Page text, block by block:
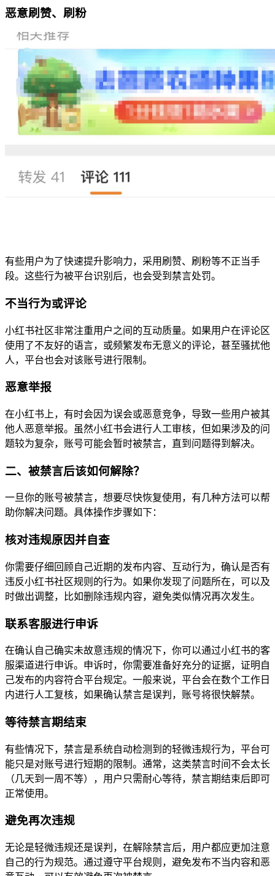
恶意刷赞、刷粉
有些用户为了快速提升影响力，采用刷赞、刷粉等不正当手
段。这些行为被平台识别后，也会受到禁言处罚。
不当行为或评论
小红书社区非常注重用户之间的互动质量。如果用户在评论区
使用了不友好的语言，或频繁发布无意义的评论，甚至骚扰他
人，平台也会对该账号进行限制。
恶意举报
在小红书上，有时会因为误会或恶意竞争，导致一些用户被其
他人恶意举报。虽然小红书会进行人工审核，但如果涉及的问
题较为复杂，账号可能会暂时被禁言，直到问题得到解决。
二、被禁言后该如何解除？
一旦你的账号被禁言，想要尽快恢复使用，有几种方法可以帮
助你解决问题。具体操作步骤如下：
核对违规原因并自查
你需要仔细回顾自己近期的发布内容、互动行为，确认是否有
违反小红书社区规则的行为。如果你发现了问题所在，可以及
时做出调整，比如删除违规内容，避免类似情况再次发生。
联系客服进行申诉
在确认自己确实未故意违规的情况下，你可以通过小红书的客
服渠道进行申诉。申诉时，你需要准备好充分的证据，证明自
己发布的内容符合平台规定。一般来说，平台会在数个工作日
内进行人工复核，如果确认禁言是误判，账号将很快解禁。
等待禁言期结束
有些情况下，禁言是系统自动检测到的轻微违规行为，平台可
能只是对账号进行短期的限制。通常，这类禁言时间不会太长
（几天到一周不等），用户只需耐心等待，禁言期结束后即可
正常使用。
避免再次违规
无论是轻微违规还是误判，在解除禁言后，用户都应更加注意
自己的行为规范。通过遵守平台规则，避免发布不当内容和恶